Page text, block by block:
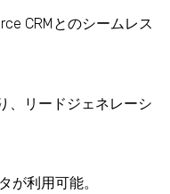
CRMとのシームレス
、リードジェネレーシ
が利用可能。